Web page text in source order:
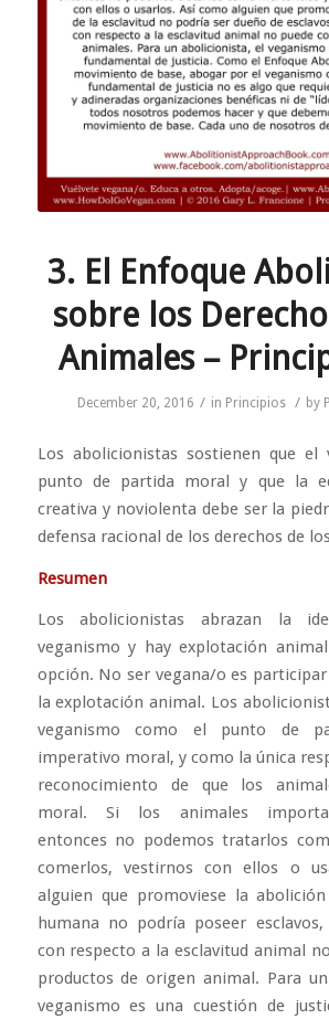
3. El Enfoque
sobre los
Animales –
December 20, 2016 / in Principios / by
Los abolicionistas sostienen que el
punto de partida moral y que la
creativa y noviolenta debe ser la
defensa racional de los derechos de
Resumen
Los abolicionistas abrazan la
veganismo y hay explotación
opción. No ser vegana/o es
la explotación animal. Los
veganismo como el punto de
imperativo moral, y como la única
reconocimiento de que los
moral. Si los animales
entonces no podemos tratarlos
comerlos, vestirnos con ellos o
alguien que promoviese la
humana no podría poseer
con respecto a la esclavitud animal
productos de origen animal. Para
veganismo es una cuestión de